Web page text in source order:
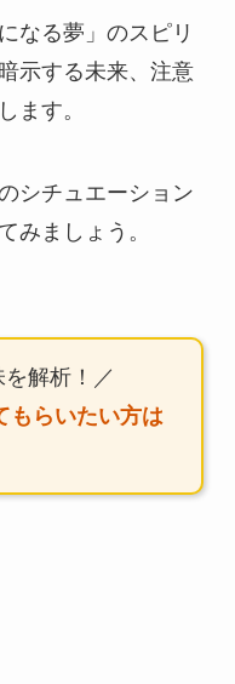
なる夢」のスピリ
示する未来、注意
ます。
シチュエーション
みましょう。
解析！／
もらいたい方は